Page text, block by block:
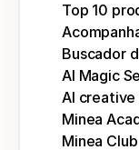
Top 10
Buscador
AI Magic
AI creative
Minea
Minea Club